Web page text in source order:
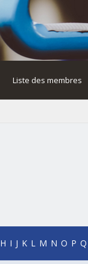
Liste des membres
H I J K L M N O P Q